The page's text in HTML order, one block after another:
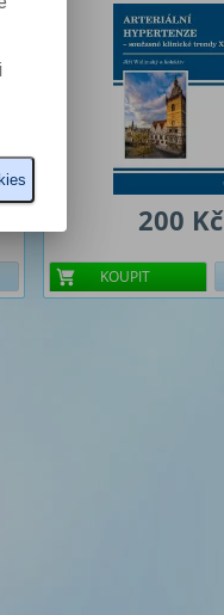
200 Kč
KOUPIT